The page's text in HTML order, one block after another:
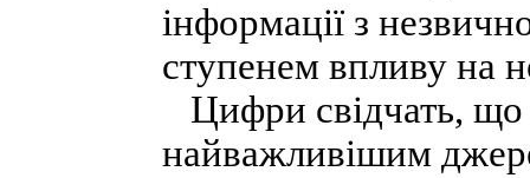
інформації з
ступенем впливу на
Цифри свідчать, що
найважливішим